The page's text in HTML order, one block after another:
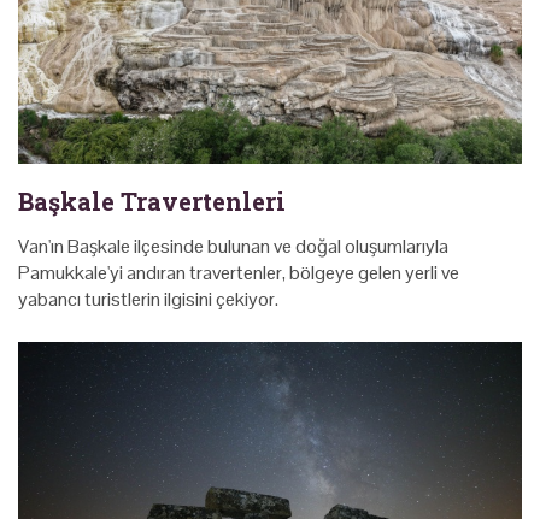
Başkale Travertenleri
Van'ın Başkale ilçesinde bulunan ve doğal oluşumlarıyla
Pamukkale'yi andıran travertenler, bölgeye gelen yerli ve
yabancı turistlerin ilgisini çekiyor.